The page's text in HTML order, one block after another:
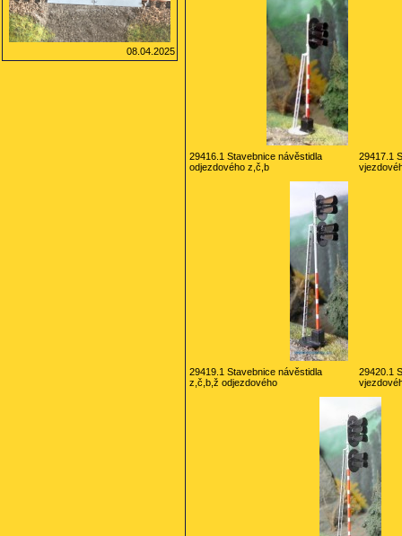
08.04.2025
29416.1 Stavebnice návěstidla
odjezdového z,č,b
29417.1
29419.1 Stavebnice návěstidla
z,č,b,ž odjezdového
29420.1